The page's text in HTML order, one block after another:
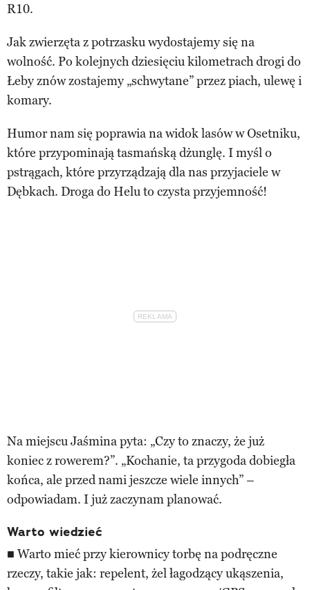
R10.
Jak zwierzęta z potrzasku wydostajemy się na
wolność. Po kolejnych dziesięciu kilometrach drogi do
Łeby znów zostajemy „schwytane” przez piach, ulewę i
komary.
Humor nam się poprawia na widok lasów w Osetniku,
które przypominają tasmańską dżunglę. I myśl o
pstrągach, które przyrządzają dla nas przyjaciele w
Dębkach. Droga do Helu to czysta przyjemność!
Na miejscu Jaśmina pyta: „Czy to znaczy, że już
koniec z rowerem?”. „Kochanie, ta przygoda dobiegła
końca, ale przed nami jeszcze wiele innych” –
odpowiadam. I już zaczynam planować.
Warto wiedzieć
■ Warto mieć przy kierownicy torbę na podręczne
rzeczy, takie jak: repelent, żel łagodzący ukąszenia,